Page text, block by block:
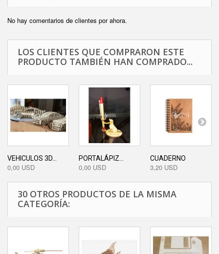
No hay comentarios de clientes por ahora.
LOS CLIENTES QUE COMPRARON ESTE
PRODUCTO TAMBIÉN HAN COMPRADO...
VEHICULOS 3D...
0,00 USD
PORTALÁPIZ...
0,00 USD
CUADERNO
3,20 USD
30 OTROS PRODUCTOS DE LA MISMA
CATEGORÍA: